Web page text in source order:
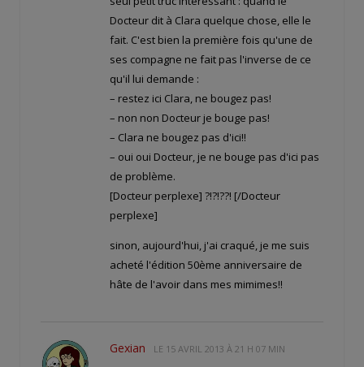
Docteur dit à Clara quelque chose, elle le
fait. C'est bien la première fois qu'une de
ses compagne ne fait pas l'inverse de ce
qu'il lui demande :
– restez ici Clara, ne bougez pas!
– non non Docteur je bouge pas!
– Clara ne bougez pas d'ici!!
– oui oui Docteur, je ne bouge pas d'ici pas
de problème.
[Docteur perplexe] ?!?!??! [/Docteur
perplexe]
sinon, aujourd'hui, j'ai craqué, je me suis
acheté l'édition 50ème anniversaire de
hâte de l'avoir dans mes mimimes!!
Gexian LE 15 AVRIL 2013 À 21 H 07 MIN